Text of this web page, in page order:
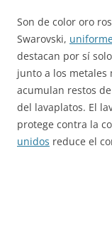
Son de color oro
Swarovski,
destacan por sí
junto a los metales
acumulan restos
del lavaplatos. El
protege contra la
unidos reduce el